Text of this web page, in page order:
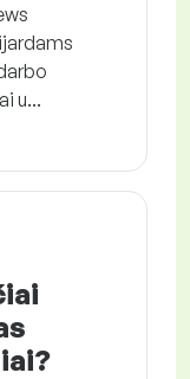
u...